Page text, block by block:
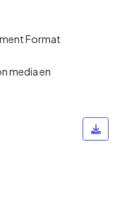
Format
media en